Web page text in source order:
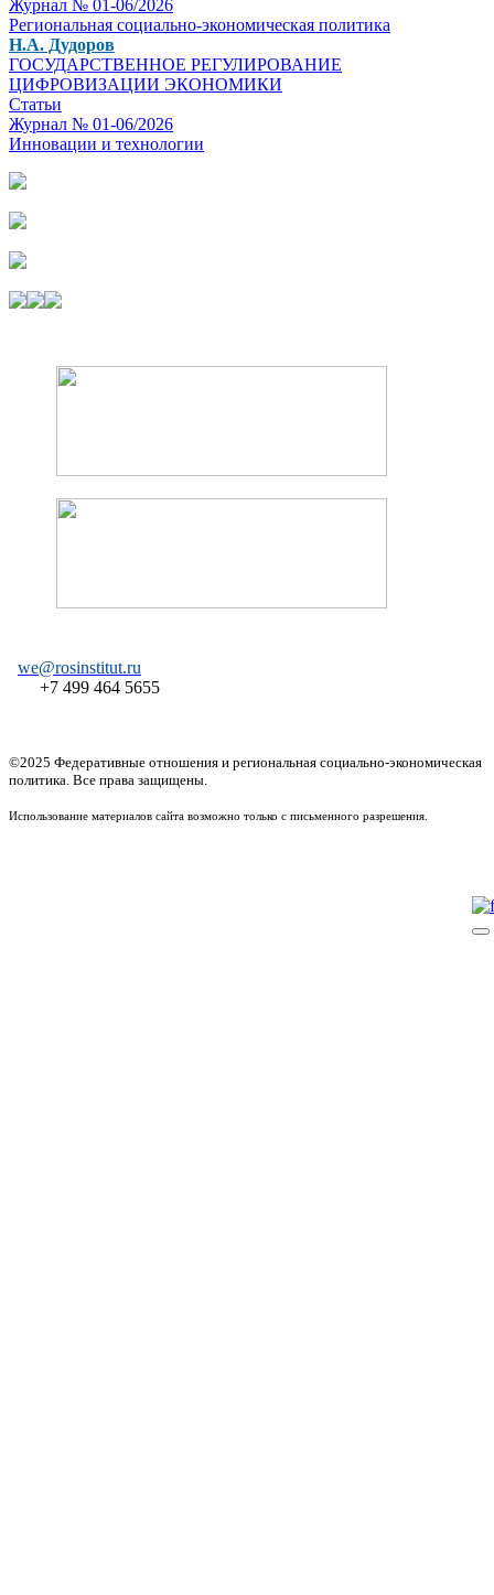
Журнал № 01-06/2026
Региональная социально-экономическая политика
Н.А. Дудоров
ГОСУДАРСТВЕННОЕ РЕГУЛИРОВАНИЕ
ЦИФРОВИЗАЦИИ ЭКОНОМИКИ
Статьи
Журнал № 01-06/2026
Инновации и технологии
we@rosinstitut.ru
+7 499 464 5655
©2025 Федеративные отношения и региональная социально-экономическая
политика. Все права защищены.
Использование материалов сайта возможно только с письменного разрешения.